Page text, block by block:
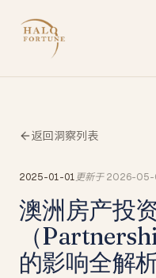
返回洞察列表
2025-01-01更新于 2026-
澳洲房产投
（
的影响全解